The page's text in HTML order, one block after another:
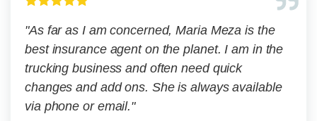
"As far as I am concerned, Maria Meza is the
best insurance agent on the planet. I am in the
trucking business and often need quick
changes and add ons. She is always available
via phone or email."